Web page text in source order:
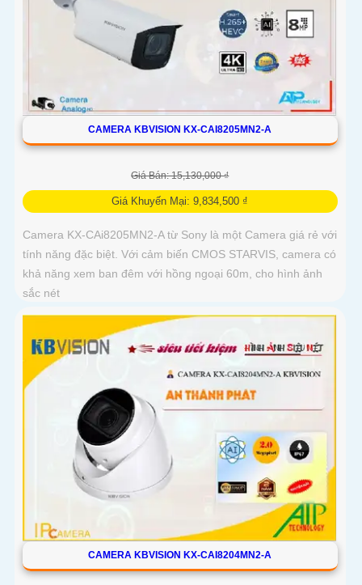
CAMERA KBVISION KX-CAI8205MN2-A
Giá Bán: 15,130,000 ₫
Giá Khuyến Mại: 9,834,500 ₫
Camera KX-CAi8205MN2-A từ Sony là một Camera giá rẻ với
tính năng đặc biệt. Với cảm biến CMOS STARVIS, camera có
khả năng xem ban đêm với hồng ngoại 60m, cho hình ảnh
sắc nét
CAMERA KBVISION KX-CAI8204MN2-A